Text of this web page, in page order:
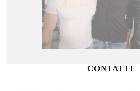
Attore Sergio Rubini.
CONTATTI